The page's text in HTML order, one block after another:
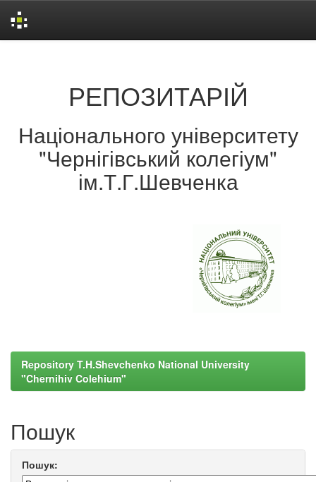
РЕПОЗИТАРІЙ
Національного університету
"Чернігівський колегіум"
ім.Т.Г.Шевченка
Repository T.H.Shevchenko National University
"Chernihiv Colehium"
Пошук
Пошук: